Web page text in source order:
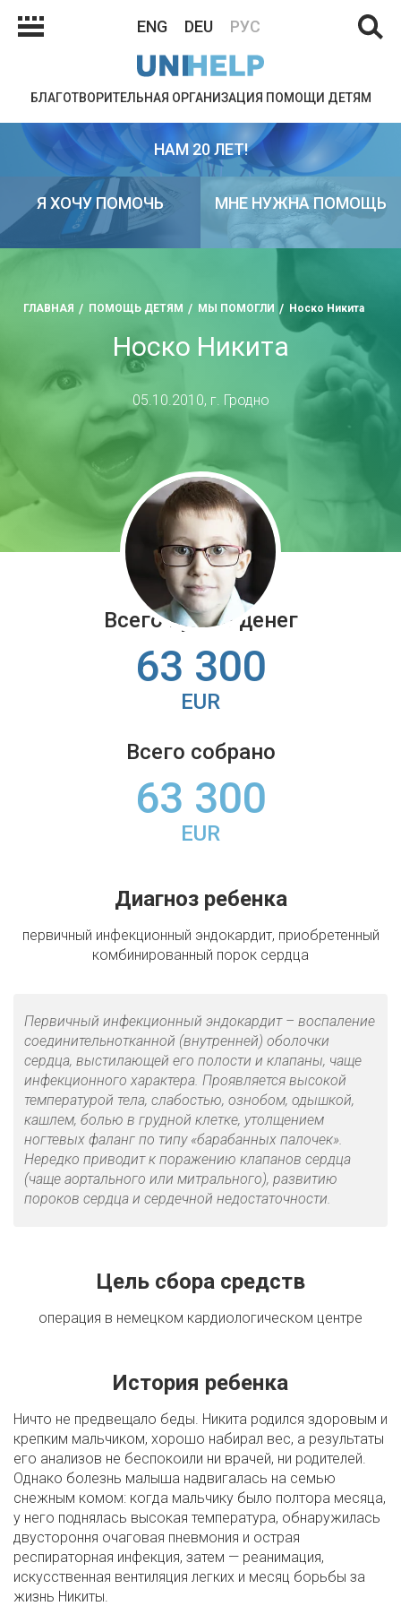
ENG DEU РУС
БЛАГОТВОРИТЕЛЬНАЯ ОРГАНИЗАЦИЯ ПОМОЩИ ДЕТЯМ
НАМ 20 ЛЕТ!
Я ХОЧУ ПОМОЧЬ МНЕ НУЖНА ПОМОЩЬ
ГЛАВНАЯ ПОМОЩЬ ДЕТЯМ МЫ ПОМОГЛИ Носко Никита
Носко Никита
05.10.2010, г. Гродно
Всего нужно денег
63 300
EUR
Всего собрано
63 300
EUR
Диагноз ребенка
первичный инфекционный эндокардит, приобретенный
комбинированный порок сердца
Первичный инфекционный эндокардит – воспаление
соединительнотканной (внутренней) оболочки
сердца, выстилающей его полости и клапаны, чаще
инфекционного характера. Проявляется высокой
температурой тела, слабостью, ознобом, одышкой,
кашлем, болью в грудной клетке, утолщением
ногтевых фаланг по типу «барабанных палочек».
Нередко приводит к поражению клапанов сердца
(чаще аортального или митрального), развитию
пороков сердца и сердечной недостаточности.
Цель сбора средств
операция в немецком кардиологическом центре
История ребенка
Ничто не предвещало беды. Никита родился здоровым и
крепким мальчиком, хорошо набирал вес, а результаты
его анализов не беспокоили ни врачей, ни родителей.
Однако болезнь малыша надвигалась на семью
снежным комом: когда мальчику было полтора месяца,
у него поднялась высокая температура, обнаружилась
двустороння очаговая пневмония и острая
респираторная инфекция, затем — реанимация,
искусственная вентиляция легких и месяц борьбы за
жизнь Никиты.